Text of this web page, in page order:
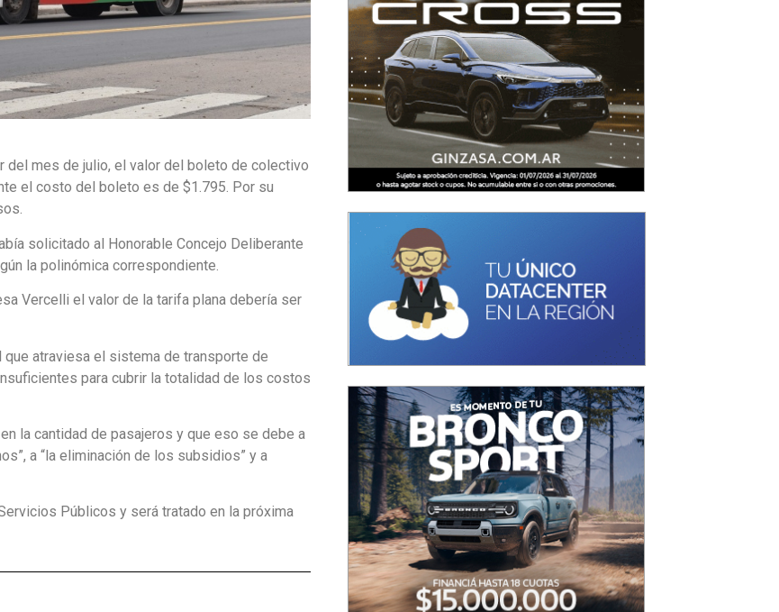
del mes de julio, el valor del boleto de colectivo
el costo del boleto es de $1.795. Por su
solicitado al Honorable Concejo Deliberante
la polinómica correspondiente.
Vercelli el valor de la tarifa plana debería ser
que atraviesa el sistema de transporte de
para cubrir la totalidad de los costos
la cantidad de pasajeros y que eso se debe a
a “la eliminación de los subsidios” y a
Públicos y será tratado en la próxima